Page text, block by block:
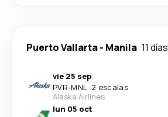
Puerto Vallarta- Manila 11 días
vie 25 sep
PVR-MNL· 2 escalas
Alaska Airlines
lun 05 oct